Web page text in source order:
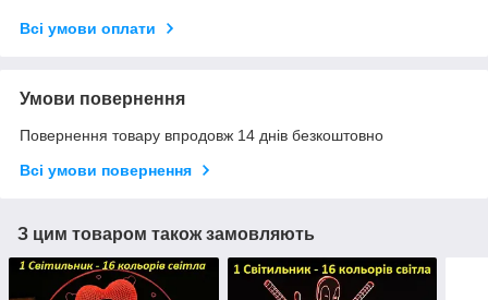
Всі умови оплати
Умови повернення
Повернення товару впродовж 14 днів безкоштовно
Всі умови повернення
З цим товаром також замовляють